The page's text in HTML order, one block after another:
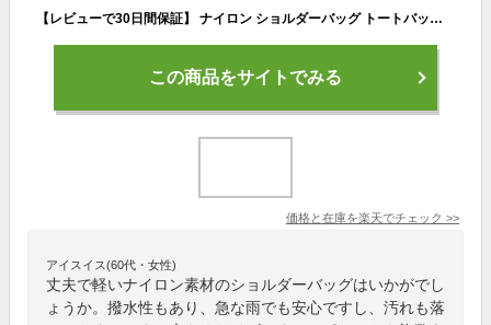
【レビューで30日間保証】 ナイロン ショルダーバッグ トートバッグ おしゃれ ボストンバッグ 大容量 修学旅行 軽量 旅行 旅行バッグ きれいめ 斜め掛け 大人 マザーズバッグ レディース 斜めがけ 軽い 通勤バッグ 大きめ 2way A4 肩掛け バッグ 撥水 通勤 通学 あす楽 td
この商品をサイトでみる
価格と在庫を楽天でチェック >>
アイスイス(60代・女性)
丈夫で軽いナイロン素材のショルダーバッグはいかがでし
ょうか。撥水性もあり、急な雨でも安心ですし、汚れも落